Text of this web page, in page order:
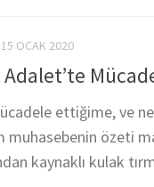
15 OCAK 2020
ettiğime, ve
özeti
kaynaklı kulak